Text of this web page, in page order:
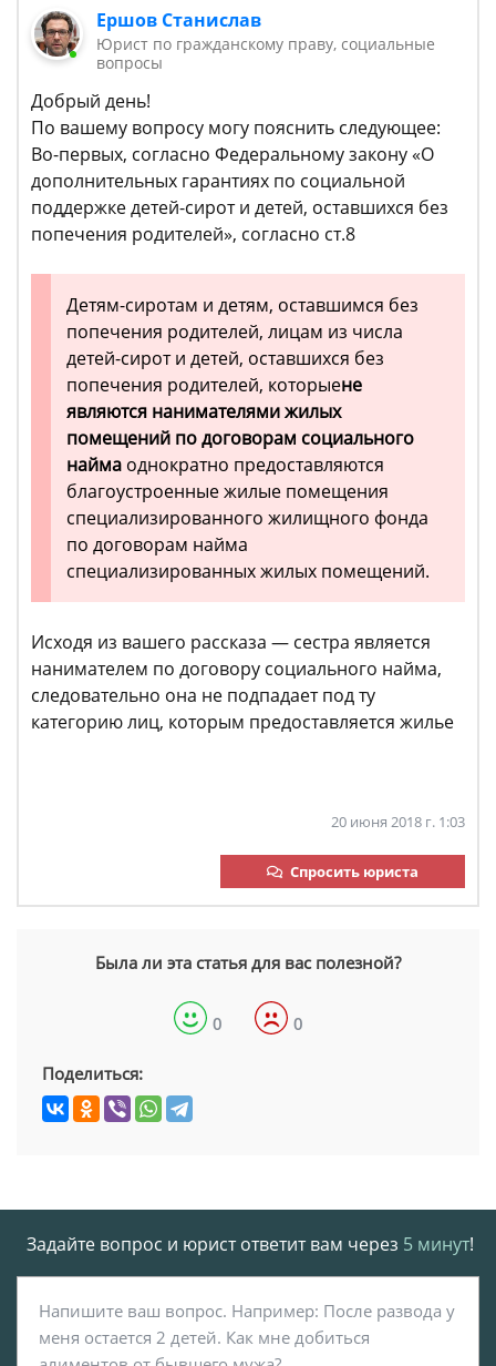
Ершов Станислав
Юрист по гражданскому праву, социальные
вопросы
Добрый день!
По вашему вопросу могу пояснить следующее:
Во-первых, согласно Федеральному закону «О
дополнительных гарантиях по социальной
поддержке детей-сирот и детей, оставшихся без
попечения родителей», согласно ст.8
Детям-сиротам и детям, оставшимся без
попечения родителей, лицам из числа
детей-сирот и детей, оставшихся без
попечения родителей, которыене
являются нанимателями жилых
помещений по договорам социального
найма однократно предоставляются
благоустроенные жилые помещения
специализированного жилищного фонда
по договорам найма
специализированных жилых помещений.
Исходя из вашего рассказа — сестра является
нанимателем по договору социального найма,
следовательно она не подпадает под ту
категорию лиц, которым предоставляется жилье
20 июня 2018 г. 1:03
Спросить юриста
Была ли эта статья для вас полезной?
0 0
Поделиться:
Задайте вопрос и юрист ответит вам через 5 минут!